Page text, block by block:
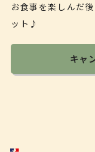
お食事を楽しんだ
ット♪
キャ